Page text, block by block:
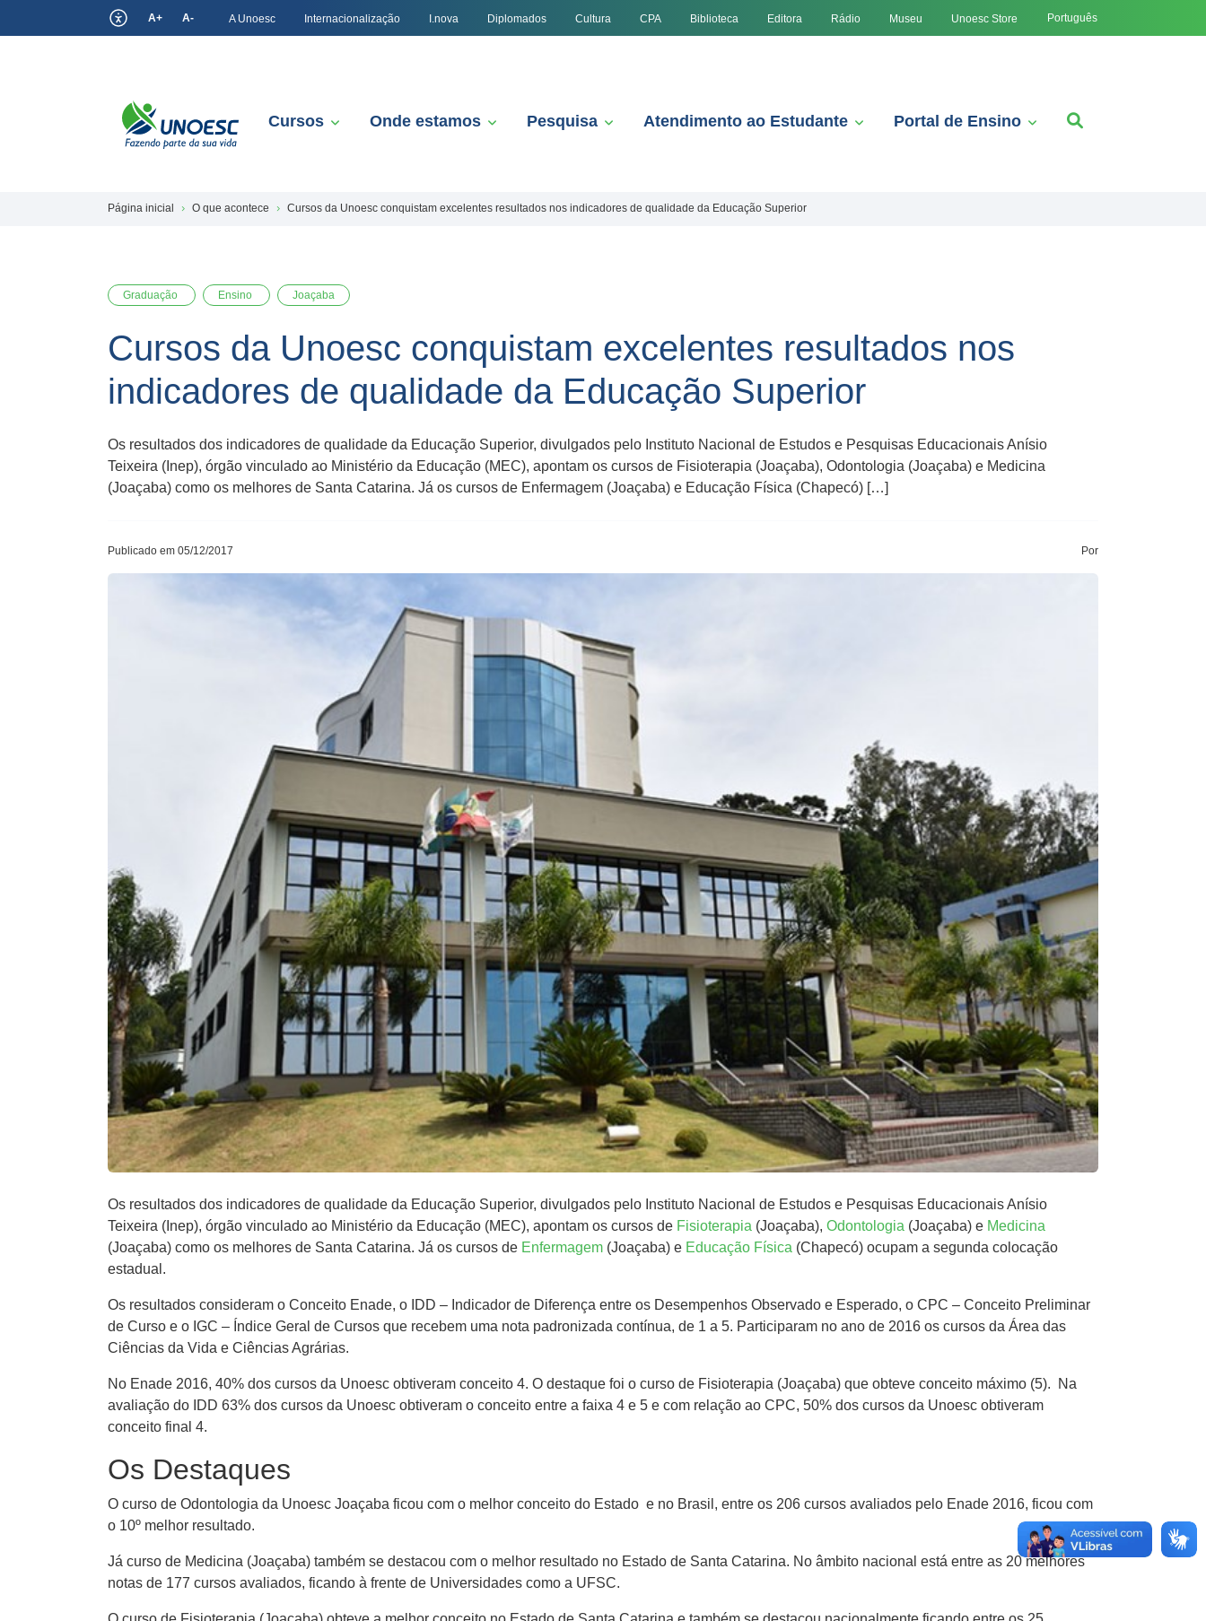
A+ A- A Unoesc Internacionalização I.nova Diplomados Cultura CPA Biblioteca Editora Rádio Museu Unoesc Store Português
Cursos Onde estamos Pesquisa Atendimento ao Estudante Portal de Ensino
Página inicial O que acontece Cursos da Unoesc conquistam excelentes resultados nos indicadores de qualidade da Educação Superior
Graduação Ensino Joaçaba
Cursos da Unoesc conquistam excelentes resultados nos
indicadores de qualidade da Educação Superior
Os resultados dos indicadores de qualidade da Educação Superior, divulgados pelo Instituto Nacional de Estudos e Pesquisas Educacionais Anísio
Teixeira (Inep), órgão vinculado ao Ministério da Educação (MEC), apontam os cursos de Fisioterapia (Joaçaba), Odontologia (Joaçaba) e Medicina
(Joaçaba) como os melhores de Santa Catarina. Já os cursos de Enfermagem (Joaçaba) e Educação Física (Chapecó) […]
Publicado em 05/12/2017 Por
Os resultados dos indicadores de qualidade da Educação Superior, divulgados pelo Instituto Nacional de Estudos e Pesquisas Educacionais Anísio
Teixeira (Inep), órgão vinculado ao Ministério da Educação (MEC), apontam os cursos de Fisioterapia (Joaçaba), Odontologia (Joaçaba) e Medicina
(Joaçaba) como os melhores de Santa Catarina. Já os cursos de Enfermagem (Joaçaba) e Educação Física (Chapecó) ocupam a segunda colocação
estadual.
Os resultados consideram o Conceito Enade, o IDD – Indicador de Diferença entre os Desempenhos Observado e Esperado, o CPC – Conceito Preliminar
de Curso e o IGC – Índice Geral de Cursos que recebem uma nota padronizada contínua, de 1 a 5. Participaram no ano de 2016 os cursos da Área das
Ciências da Vida e Ciências Agrárias.
No Enade 2016, 40% dos cursos da Unoesc obtiveram conceito 4. O destaque foi o curso de Fisioterapia (Joaçaba) que obteve conceito máximo (5). Na
avaliação do IDD 63% dos cursos da Unoesc obtiveram o conceito entre a faixa 4 e 5 e com relação ao CPC, 50% dos cursos da Unoesc obtiveram
conceito final 4.
Os Destaques
O curso de Odontologia da Unoesc Joaçaba ficou com o melhor conceito do Estado e no Brasil, entre os 206 cursos avaliados pelo Enade 2016, ficou com
o 10º melhor resultado.
Já curso de Medicina (Joaçaba) também se destacou com o melhor resultado no Estado de Santa Catarina. No âmbito nacional está entre as 20 melhores
notas de 177 cursos avaliados, ficando à frente de Universidades como a UFSC.